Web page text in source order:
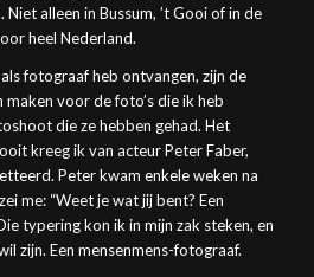
alleen in Bussum, ’t Gooi of in de
heel Nederland.
fotograaf heb ontvangen, zijn de
voor de foto’s die ik heb
die ze hebben gehad. Het
kreeg ik van acteur Peter Faber,
Peter kwam enkele weken na
me: “Weet je wat jij bent? Een
typering kon ik in mijn zak steken, en
zijn. Een mensenmens-fotograaf.